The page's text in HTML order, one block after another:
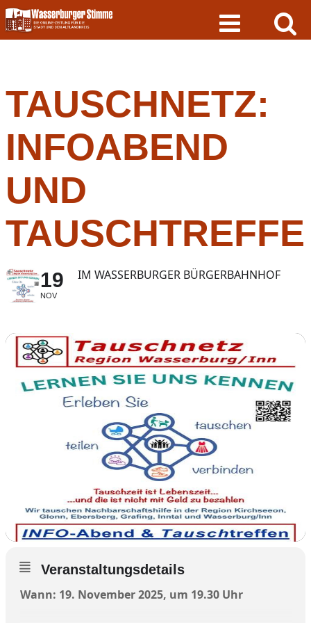
Skip
to
content
TAUSCHNETZ:
INFOABEND
UND
19
NOV
IM WASSERBURGER BÜRGERBAHNHOF
Veranstaltungsdetails
Wann: 19. November 2025, um 19.30 Uhr